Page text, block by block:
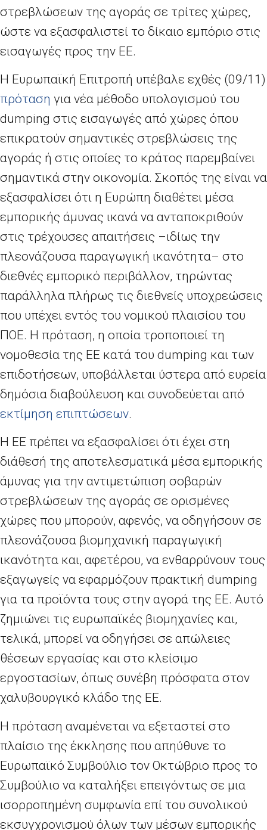
στρεβλώσεων της αγοράς σε τρίτες χώρες,
ώστε να εξασφαλιστεί το δίκαιο εμπόριο στις
εισαγωγές προς την ΕΕ.
Η Ευρωπαϊκή Επιτροπή υπέβαλε εχθές (09/11)
πρόταση για νέα μέθοδο υπολογισμού του
dumping στις εισαγωγές από χώρες όπου
επικρατούν σημαντικές στρεβλώσεις της
αγοράς ή στις οποίες το κράτος παρεμβαίνει
σημαντικά στην οικονομία. Σκοπός της είναι να
εξασφαλίσει ότι η Ευρώπη διαθέτει μέσα
εμπορικής άμυνας ικανά να ανταποκριθούν
στις τρέχουσες απαιτήσεις –ιδίως την
πλεονάζουσα παραγωγική ικανότητα– στο
διεθνές εμπορικό περιβάλλον, τηρώντας
παράλληλα πλήρως τις διεθνείς υποχρεώσεις
που υπέχει εντός του νομικού πλαισίου του
ΠΟΕ. Η πρόταση, η οποία τροποποιεί τη
νομοθεσία της ΕΕ κατά του dumping και των
επιδοτήσεων, υποβάλλεται ύστερα από ευρεία
δημόσια διαβούλευση και συνοδεύεται από
εκτίμηση επιπτώσεων.
Η ΕΕ πρέπει να εξασφαλίσει ότι έχει στη
διάθεσή της αποτελεσματικά μέσα εμπορικής
άμυνας για την αντιμετώπιση σοβαρών
στρεβλώσεων της αγοράς σε ορισμένες
χώρες που μπορούν, αφενός, να οδηγήσουν σε
πλεονάζουσα βιομηχανική παραγωγική
ικανότητα και, αφετέρου, να ενθαρρύνουν τους
εξαγωγείς να εφαρμόζουν πρακτική dumping
για τα προϊόντα τους στην αγορά της ΕΕ. Αυτό
ζημιώνει τις ευρωπαϊκές βιομηχανίες και,
τελικά, μπορεί να οδηγήσει σε απώλειες
θέσεων εργασίας και στο κλείσιμο
εργοστασίων, όπως συνέβη πρόσφατα στον
χαλυβουργικό κλάδο της ΕΕ.
Η πρόταση αναμένεται να εξεταστεί στο
πλαίσιο της έκκλησης που απηύθυνε το
Ευρωπαϊκό Συμβούλιο τον Οκτώβριο προς το
Συμβούλιο να καταλήξει επειγόντως σε μια
ισορροπημένη συμφωνία επί του συνολικού
εκσυγχρονισμού όλων των μέσων εμπορικής